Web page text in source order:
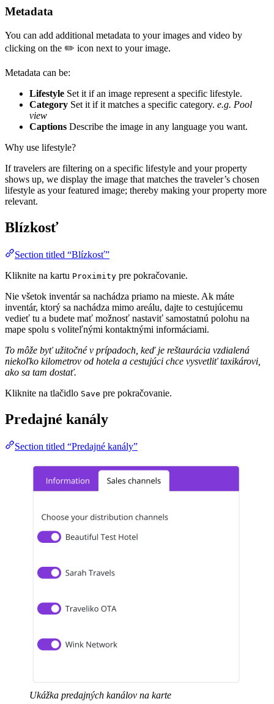
Metadata
You can add additional metadata to your images and video by
clicking on the ✏️ icon next to your image.
Metadata can be:
Lifestyle Set it if an image represent a specific lifestyle.
Category Set it if it matches a specific category. e.g. Pool
view
Captions Describe the image in any language you want.
Why use lifestyle?
If travelers are filtering on a specific lifestyle and your property
shows up, we display the image that matches the traveler’s chosen
lifestyle as your featured image; thereby making your property more
relevant.
Blízkosť
Section titled “Blízkosť”
Kliknite na kartu Proximity pre pokračovanie.
Nie všetok inventár sa nachádza priamo na mieste. Ak máte
inventár, ktorý sa nachádza mimo areálu, dajte to cestujúcemu
vedieť tu a budete mať možnosť nastaviť samostatnú polohu na
mape spolu s voliteľnými kontaktnými informáciami.
To môže byť užitočné v prípadoch, keď je reštaurácia vzdialená
niekoľko kilometrov od hotela a cestujúci chce vysvetliť taxikárovi,
ako sa tam dostať.
Kliknite na tlačidlo Save pre pokračovanie.
Predajné kanály
Section titled “Predajné kanály”
Ukážka predajných kanálov na karte